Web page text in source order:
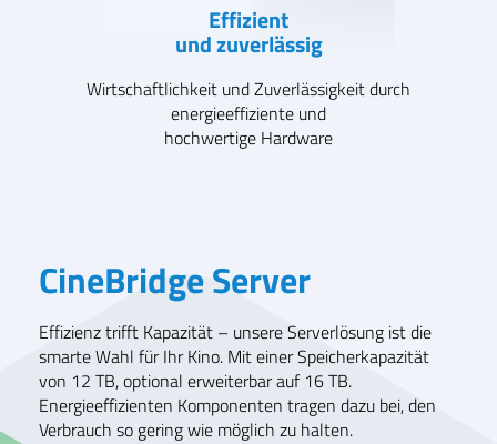
Effizient
und zuverlässig
Wirtschaftlichkeit und Zuverlässigkeit durch
energieeffiziente und
hochwertige Hardware
CineBridge Server
Effizienz trifft Kapazität – unsere Serverlösung ist die
smarte Wahl für Ihr Kino. Mit einer Speicherkapazität
von 12 TB, optional erweiterbar auf 16 TB.
Energieeffizienten Komponenten tragen dazu bei, den
Verbrauch so gering wie möglich zu halten.